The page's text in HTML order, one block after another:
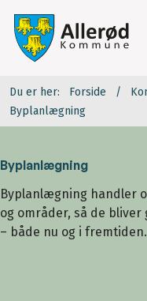
Du er her: Forside
Byplanlægning
Byplanlægning
Byplanlægning handler
og områder, så de
– både nu og i fremtiden.